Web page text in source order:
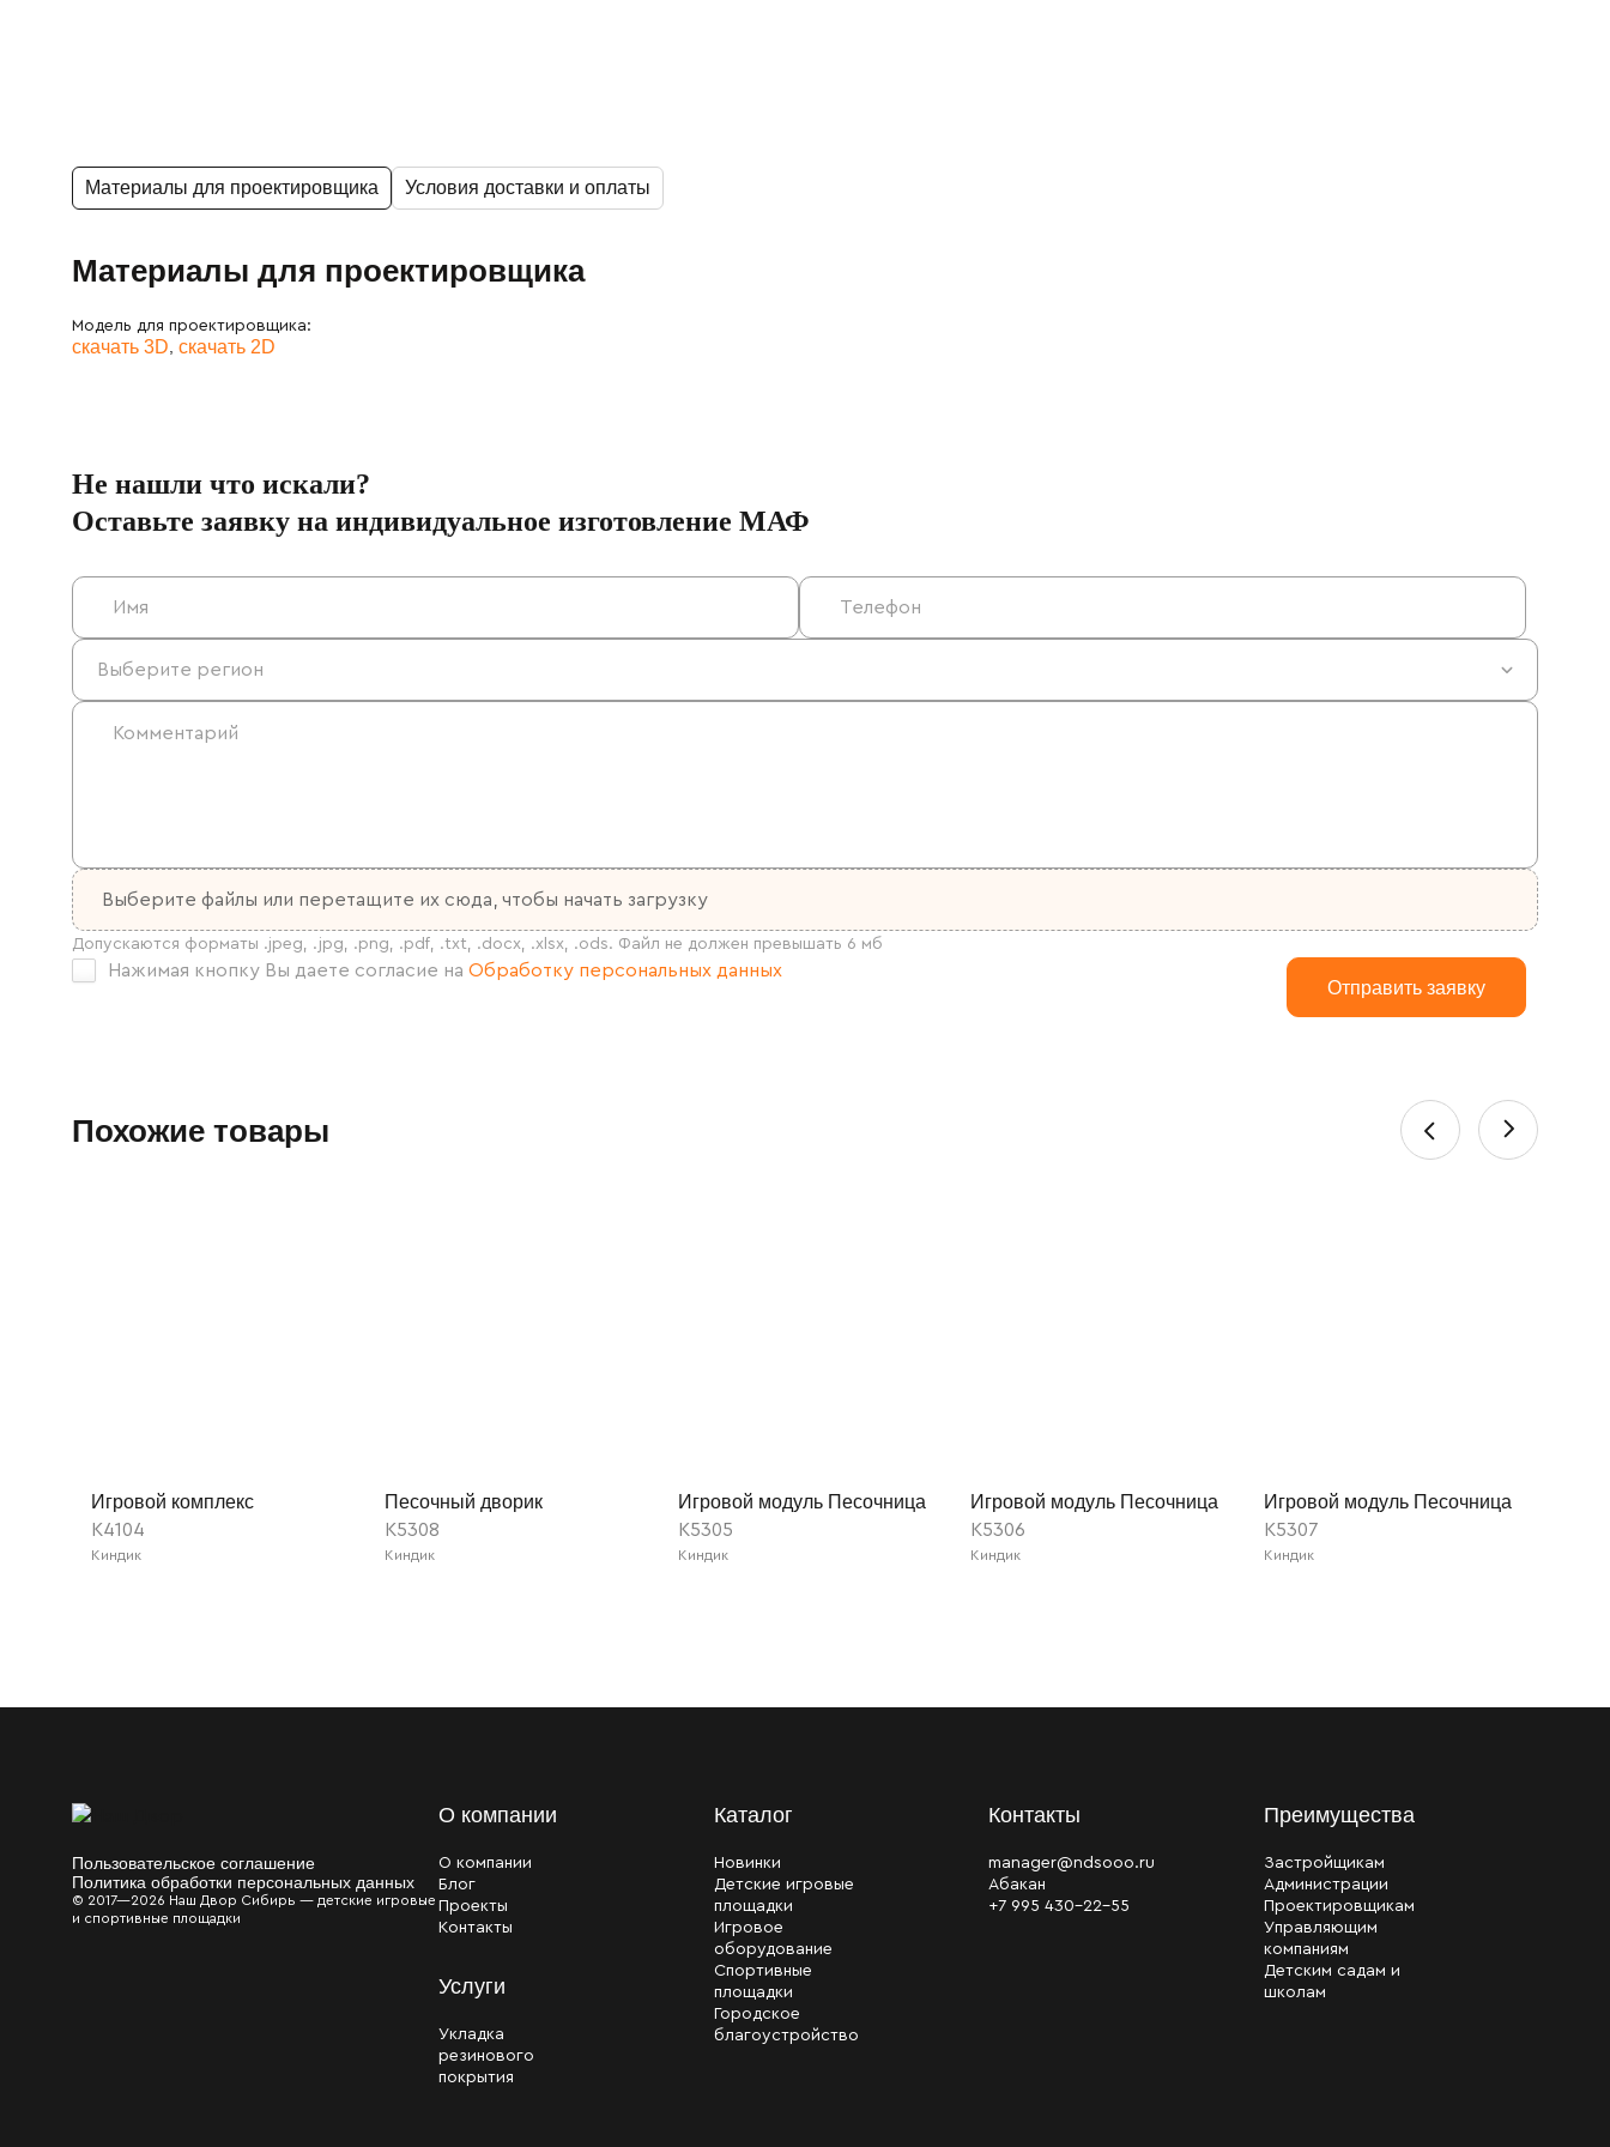
Материалы для проектировщика Условия доставки и оплаты
Материалы для проектировщика
Модель для проектировщика:
скачать 3D скачать 2D
Не нашли что искали?
Оставьте заявку на индивидуальное изготовление МАФ
Выберите файлы или перетащите их сюда, чтобы начать загрузку
Нажимая кнопку Вы даете согласие на Обработку персональных данных
Похожие товары
Игровой комплекс
K4104
Киндик
Песочный дворик
K5308
Киндик
Игровой модуль Песочница
K5305
Киндик
Игровой модуль Песочница
K5306
Киндик
Игровой модуль Песочница
K5307
Киндик
Пользовательское соглашение
Политика обработки персональных данных
© 2017—2026 Наш Двор Сибирь — детские игровые
и спортивные площадки
О компании
О компании
Блог
Проекты
Контакты
Услуги
Укладка
резинового
покрытия
Каталог
Новинки
Детские игровые
площадки
Игровое
оборудование
Спортивные
площадки
Городское
благоустройство
Контакты
manager@ndsooo.ru
Абакан
+7 995 430-22-55
Преимущества
Застройщикам
Администрации
Проектировщикам
Управляющим
компаниям
Детским садам и
школам